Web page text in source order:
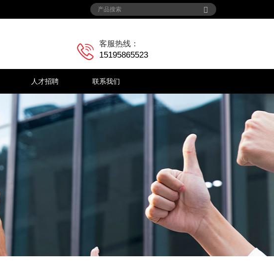
客服热线：
15195865523
人才招聘 联系我们